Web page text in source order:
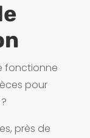
fonctionne
pour
près de